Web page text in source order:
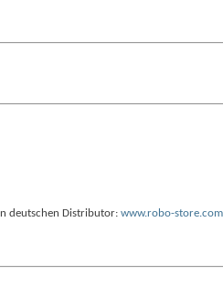
deutschen Distributor: www.robo-store.com